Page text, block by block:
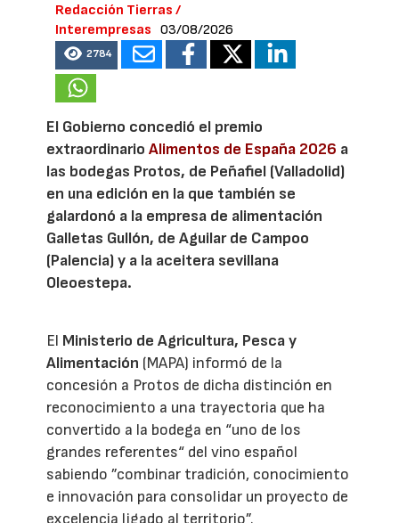
Redacción Tierras /
Interempresas
03/08/2026
2784
El Gobierno concedió el premio
extraordinarioAlimentos de España 2026 a
las bodegas Protos, de Peñafiel (Valladolid)
en una edición en la que también se
galardonó a la empresa de alimentación
Galletas Gullón, de Aguilar de Campoo
(Palencia) y a la aceitera sevillana
Oleoestepa.
El Ministerio de Agricultura, Pesca y
Alimentación (MAPA) informó de la
concesión a Protos de dicha distinción en
reconocimiento a una trayectoria que ha
convertido a la bodega en “uno de los
grandes referentes“ del vino español
sabiendo ”combinar tradición, conocimiento
e innovación para consolidar un proyecto de
excelencia ligado al territorio”.